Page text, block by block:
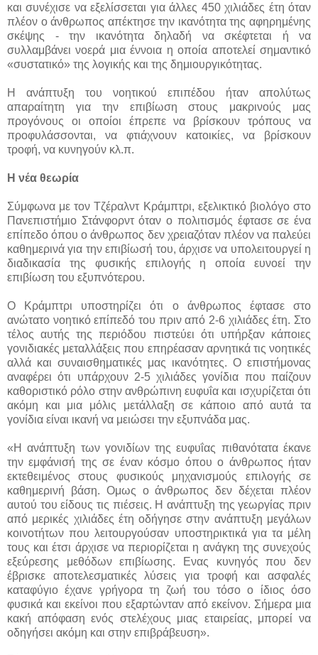
και συνέχισε να εξελίσσεται για άλλες 450 χιλιάδες έτη όταν
πλέον ο άνθρωπος απέκτησε την ικανότητα της αφηρημένης
σκέψης - την ικανότητα δηλαδή να σκέφτεται ή να
συλλαμβάνει νοερά μια έννοια η οποία αποτελεί σημαντικό
«συστατικό» της λογικής και της δημιουργικότητας.
Η ανάπτυξη του νοητικού επιπέδου ήταν απολύτως
απαραίτητη για την επιβίωση στους μακρινούς μας
προγόνους οι οποίοι έπρεπε να βρίσκουν τρόπους να
προφυλάσσονται, να φτιάχνουν κατοικίες, να βρίσκουν
τροφή, να κυνηγούν κλ.π.
Η νέα θεωρία
Σύμφωνα με τον Τζέραλντ Κράμπτρι, εξελικτικό βιολόγο στο
Πανεπιστήμιο Στάνφορντ όταν ο πολιτισμός έφτασε σε ένα
επίπεδο όπου ο άνθρωπος δεν χρειαζόταν πλέον να παλεύει
καθημερινά για την επιβίωσή του, άρχισε να υπολειτουργεί η
διαδικασία της φυσικής επιλογής η οποία ευνοεί την
επιβίωση του εξυπνότερου.
Ο Κράμπτρι υποστηρίζει ότι ο άνθρωπος έφτασε στο
ανώτατο νοητικό επίπεδό του πριν από 2-6 χιλιάδες έτη. Στο
τέλος αυτής της περιόδου πιστεύει ότι υπήρξαν κάποιες
γονιδιακές μεταλλάξεις που επηρέασαν αρνητικά τις νοητικές
αλλά και συναισθηματικές μας ικανότητες. Ο επιστήμονας
αναφέρει ότι υπάρχουν 2-5 χιλιάδες γονίδια που παίζουν
καθοριστικό ρόλο στην ανθρώπινη ευφυΐα και ισχυρίζεται ότι
ακόμη και μια μόλις μετάλλαξη σε κάποιο από αυτά τα
γονίδια είναι ικανή να μειώσει την εξυπνάδα μας.
«Η ανάπτυξη των γονιδίων της ευφυΐας πιθανότατα έκανε
την εμφάνισή της σε έναν κόσμο όπου ο άνθρωπος ήταν
εκτεθειμένος στους φυσικούς μηχανισμούς επιλογής σε
καθημερινή βάση. Ομως ο άνθρωπος δεν δέχεται πλέον
αυτού του είδους τις πιέσεις. Η ανάπτυξη της γεωργίας πριν
από μερικές χιλιάδες έτη οδήγησε στην ανάπτυξη μεγάλων
κοινοτήτων που λειτουργούσαν υποστηρικτικά για τα μέλη
τους και έτσι άρχισε να περιορίζεται η ανάγκη της συνεχούς
εξεύρεσης μεθόδων επιβίωσης. Ενας κυνηγός που δεν
έβρισκε αποτελεσματικές λύσεις για τροφή και ασφαλές
καταφύγιο έχανε γρήγορα τη ζωή του τόσο ο ίδιος όσο
φυσικά και εκείνοι που εξαρτώνταν από εκείνον. Σήμερα μια
κακή απόφαση ενός στελέχους μιας εταιρείας, μπορεί να
οδηγήσει ακόμη και στην επιβράβευση».